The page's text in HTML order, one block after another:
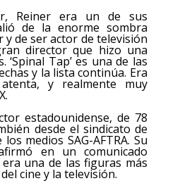
Reiner era un de sus
de la enorme sombra
y de ser actor de televisión
director que hizo una
‘Spinal Tap’ es una de las
y la lista continúa. Era
y realmente muy
estadounidense, de 78
desde el sindicato de
medios SAG-AFTRA. Su
en un comunicado
una de las figuras más
cine y la televisión.